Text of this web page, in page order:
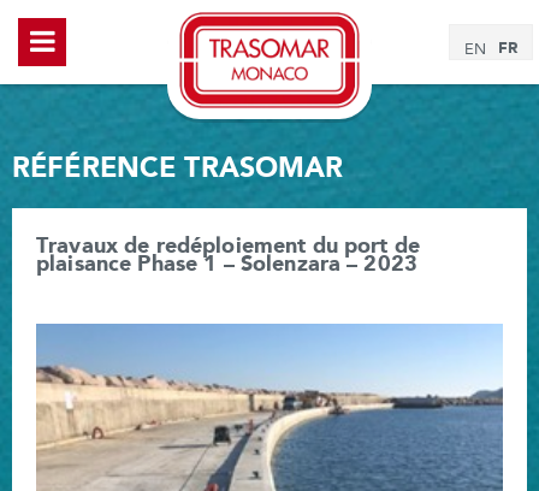
EN FR
RÉFÉRENCE TRASOMAR
Travaux de redéploiement du port de
plaisance Phase 1 – Solenzara – 2023